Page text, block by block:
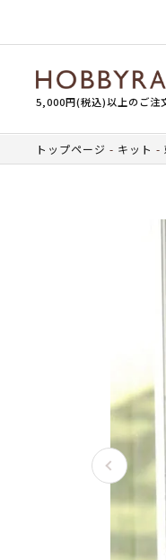
5,000円(税込)以上のご注
トップページ キット